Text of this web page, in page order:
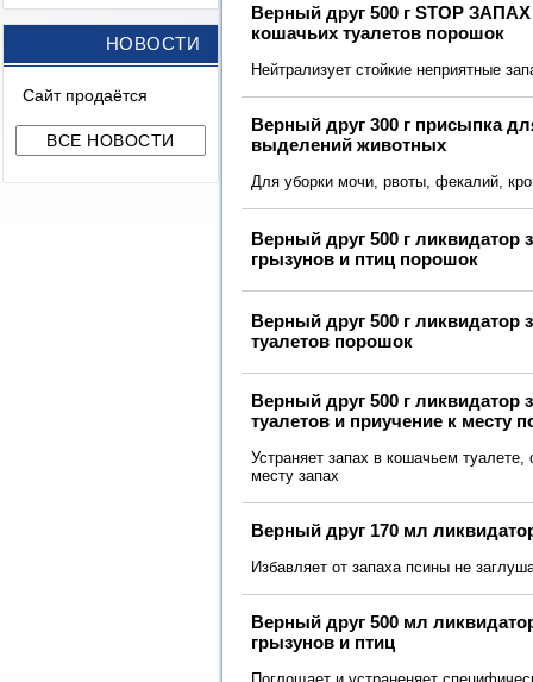
НОВОСТИ
Сайт продаётся
Верный друг 500 г STOP
кошачьих туалетов порошок
Нейтрализует стойкие неприятные
Верный друг 300 г присыпка
выделений животных
Для уборки мочи, рвоты, фекалий,
Верный друг 500 г ликвидатор
грызунов и птиц порошок
Верный друг 500 г ликвидатор
туалетов порошок
Верный друг 500 г ликвидатор
туалетов и приучение к месту
Устраняет запах в кошачьем
месту запах
Верный друг 170 мл
Избавляет от запаха псины не
Верный друг 500 мл
грызунов и птиц